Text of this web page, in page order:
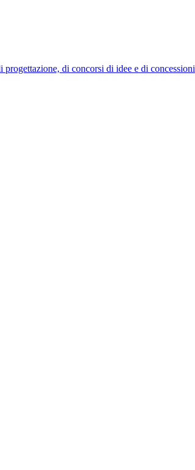
di concorsi di idee e di concessioni